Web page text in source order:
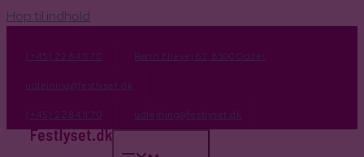
Hop til indhold
(+45) 22 84 11 70 Rørth Ellevej 62, 8300 Odder
udlejning@festlyset.dk
(+45) 22 84 11 70 udlejning@festlyset.dk